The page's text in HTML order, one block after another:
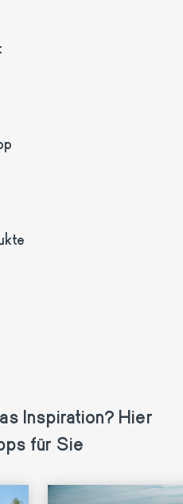
Inspiration? Hier
für Sie